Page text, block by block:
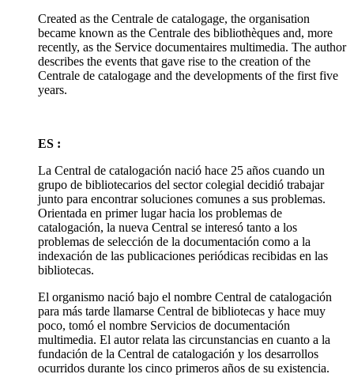
Created as the Centrale de catalogage, the organisation
became known as the Centrale des bibliothèques and, more
recently, as the Service documentaires multimedia. The author
describes the events that gave rise to the creation of the
Centrale de catalogage and the developments of the first five
years.
ES :
La Central de catalogación nació hace 25 años cuando un
grupo de bibliotecarios del sector colegial decidió trabajar
junto para encontrar soluciones comunes a sus problemas.
Orientada en primer lugar hacia los problemas de
catalogación, la nueva Central se interesó tanto a los
problemas de selección de la documentación como a la
indexación de las publicaciones periódicas recibidas en las
bibliotecas.
El organismo nació bajo el nombre Central de catalogación
para más tarde llamarse Central de bibliotecas y hace muy
poco, tomó el nombre Servicios de documentación
multimedia. El autor relata las circunstancias en cuanto a la
fundación de la Central de catalogación y los desarrollos
ocurridos durante los cinco primeros años de su existencia.